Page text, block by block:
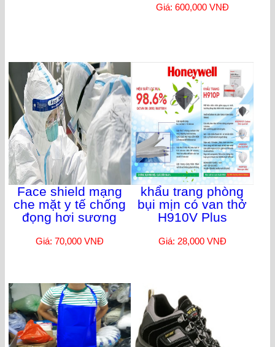
Giá: 600,000 VNĐ
Face shield mạng
che mặt y tế chống
đọng hơi sương
Giá: 70,000 VNĐ
khẩu trang phòng
bụi mịn có van thở
H910V Plus
Giá: 28,000 VNĐ